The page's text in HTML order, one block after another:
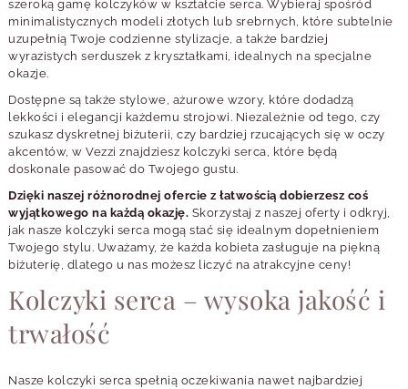
szeroką gamę kolczyków w kształcie serca. Wybieraj spośród
minimalistycznych modeli złotych lub srebrnych, które subtelnie
uzupełnią Twoje codzienne stylizacje, a także bardziej
wyrazistych serduszek z kryształkami, idealnych na specjalne
okazje.
Dostępne są także stylowe, ażurowe wzory, które dodadzą
lekkości i elegancji każdemu strojowi. Niezależnie od tego, czy
szukasz dyskretnej biżuterii, czy bardziej rzucających się w oczy
akcentów, w Vezzi znajdziesz kolczyki serca, które będą
doskonale pasować do Twojego gustu.
Dzięki naszej różnorodnej ofercie z łatwością dobierzesz coś
wyjątkowego na każdą okazję. Skorzystaj z naszej oferty i odkryj,
jak nasze kolczyki serca mogą stać się idealnym dopełnieniem
Twojego stylu. Uważamy, że każda kobieta zasługuje na piękną
biżuterię, dlatego u nas możesz liczyć na atrakcyjne ceny!
Kolczyki serca – wysoka jakość i
trwałość
Nasze kolczyki serca spełnią oczekiwania nawet najbardziej